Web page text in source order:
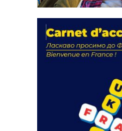
actions
18 septembre 2023
FEUILLETER